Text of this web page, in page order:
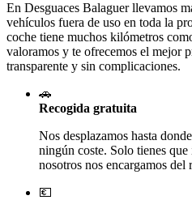
En Desguaces Balaguerllevamos
vehículos fuera de uso en toda la
coche tiene muchos kilómetros
valoramos y te ofrecemos el mejor
transparente y sin complicaciones.
🚗
Recogida gratuita
Nos desplazamos hasta
ningún coste. Solo tienes
nosotros nos encargamos del
💶